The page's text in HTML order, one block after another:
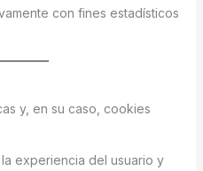
con fines estadísticos
y, en su caso, cookies
experiencia del usuario y